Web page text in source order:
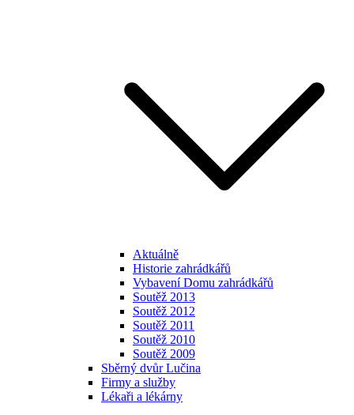
Aktuálně
Historie zahrádkářů
Vybavení Domu zahrádkářů
Soutěž 2013
Soutěž 2012
Soutěž 2011
Soutěž 2010
Soutěž 2009
Sběrný dvůr Lučina
Firmy a služby
Lékaři a lékárny